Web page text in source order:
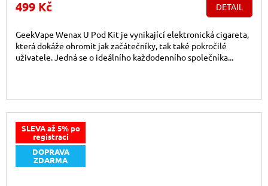
499 Kč DETAIL
GeekVape Wenax U Pod Kit je vynikající elektronická cigareta,
která dokáže ohromit jak začátečníky, tak také pokročilé
uživatele. Jedná se o ideálního každodenního společníka...
SLEVA až 5% po
registraci
DOPRAVA
ZDARMA